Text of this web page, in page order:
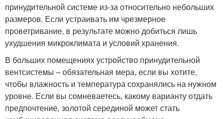
принудительной системе из-за относительно небольших
размеров. Если устраивать им чрезмерное
проветривание, в результате можно добиться лишь
ухудшения микроклимата и условий хранения.
В больших помещениях устройство принудительной
вентсистемы – обязательная мера, если вы хотите,
чтобы влажность и температура сохранялись на нужном
уровне. Если вы сомневаетесь, какому варианту отдать
предпочтение, золотой серединой может стать